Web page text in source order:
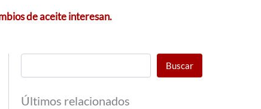
de aceite interesan.
Buscar
Últimos relacionados